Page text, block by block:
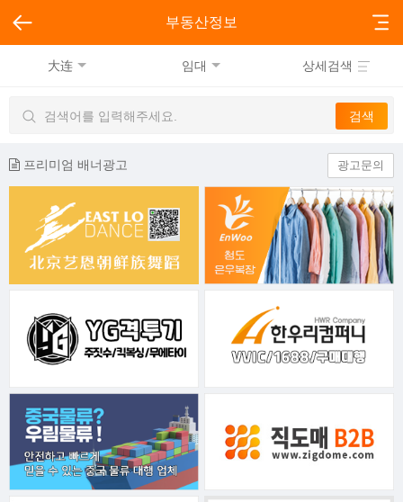
부동산정보
大连 임대 상세검색
프리미엄 배너광고 광고문의